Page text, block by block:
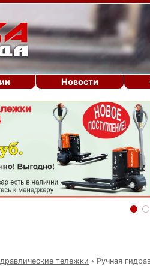
тележки › Ручная
Новости